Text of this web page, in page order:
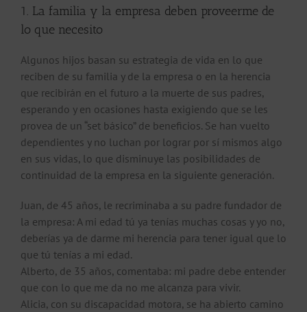
1. La familia y la empresa deben proveerme de
lo que necesito
Algunos hijos basan su estrategia de vida en lo que
reciben de su familia y de la empresa o en la herencia
que recibirán en el futuro a la muerte de sus padres,
esperando y en ocasiones hasta exigiendo que se les
provea de un “set básico” de beneficios. Se han vuelto
dependientes y no luchan por lograr por sí mismos algo
en sus vidas, lo que disminuye las posibilidades de
continuidad de la empresa en la siguiente generación.
Juan, de 45 años, le recriminaba a su padre fundador de
la empresa: A mi edad tú ya tenías muchas cosas y yo no,
deberías ya de darme mi herencia para tener igual que lo
que tú tenías a mi edad.
Alberto, de 35 años, comentaba: mi padre debe entender
que con lo que me da no me alcanza para vivir.
Alicia, con su discapacidad motora, se ha abierto camino